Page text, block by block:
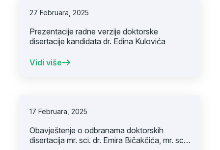
27 Februara, 2025
Prezentacije radne verzije doktorske
disertacije kandidata dr. Edina Kulovića
Vidi više
17 Februara, 2025
Obavještenje o odbranama doktorskih
disertacija mr. sci. dr. Emira Bičakčića, mr. sci.